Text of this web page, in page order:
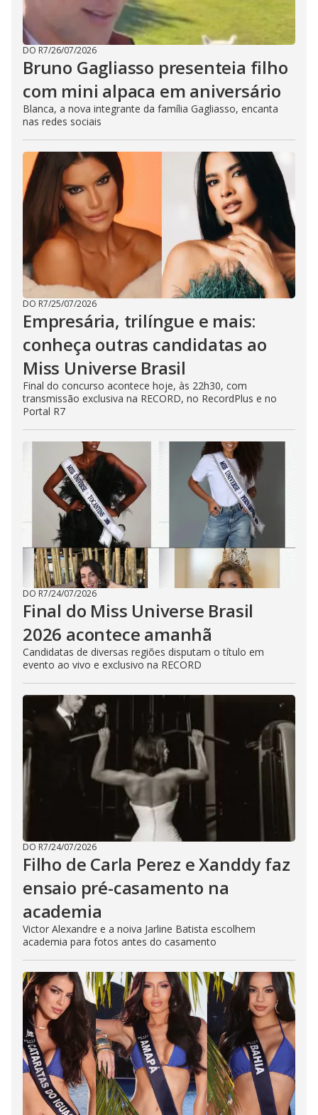
DO R7/26/07/2026
Bruno Gagliasso presenteia filho
com mini alpaca em aniversário
Blanca, a nova integrante da família Gagliasso, encanta
nas redes sociais
DO R7/25/07/2026
Empresária, trilíngue e mais:
conheça outras candidatas ao
Miss Universe Brasil
Final do concurso acontece hoje, às 22h30, com
transmissão exclusiva na RECORD, no RecordPlus e no
Portal R7
DO R7/24/07/2026
Final do Miss Universe Brasil
2026 acontece amanhã
Candidatas de diversas regiões disputam o título em
evento ao vivo e exclusivo na RECORD
DO R7/24/07/2026
Filho de Carla Perez e Xanddy faz
ensaio pré-casamento na
academia
Victor Alexandre e a noiva Jarline Batista escolhem
academia para fotos antes do casamento